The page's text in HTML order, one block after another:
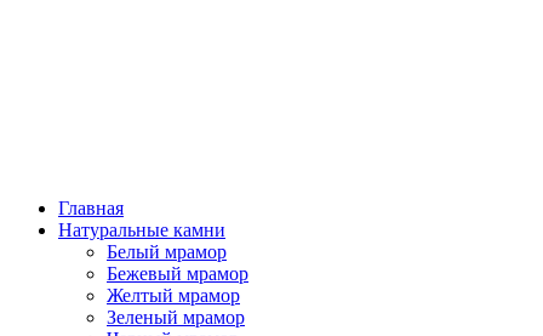
Главная
Натуральные камни
Белый мрамор
Бежевый мрамор
Желтый мрамор
Зеленый мрамор